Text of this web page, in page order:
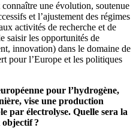
une évolution, soutenue
et l’ajustement des régimes
activités de recherche et de
saisir les opportunités de
innovation) dans le domaine de
pour l’Europe et les politiques
pour l’hydrogène,
vise une production
par électrolyse. Quelle sera la
?